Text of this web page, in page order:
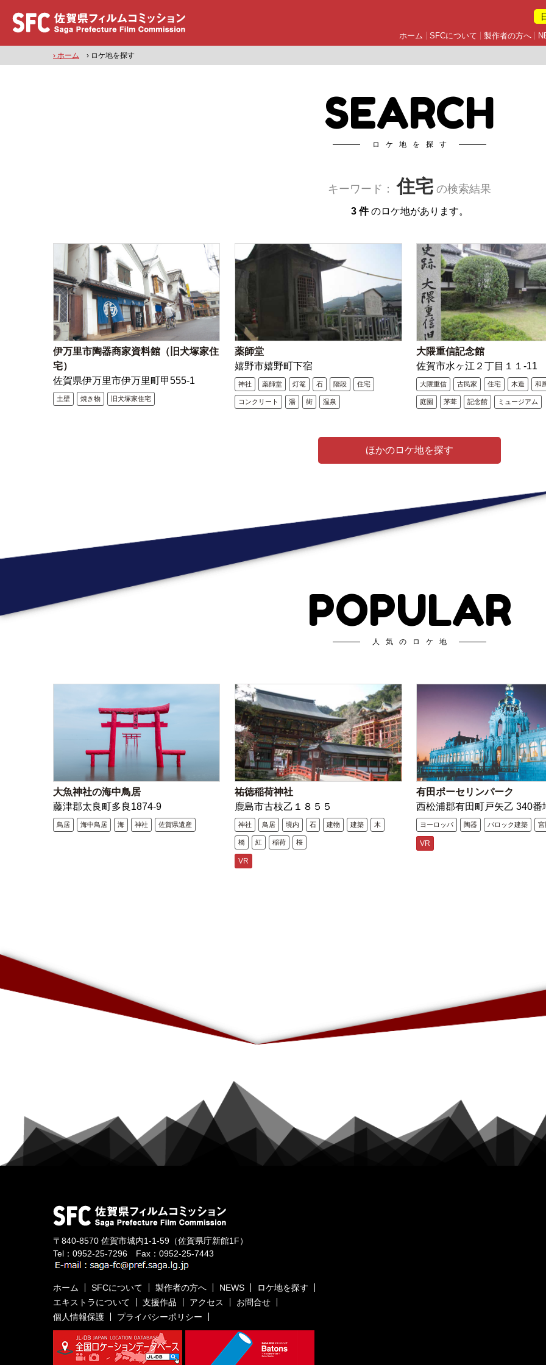
ホーム SFCについて 製作者の方へ
› ホーム › ロケ地を探す
SEARCH
ロケ地を探す
キーワード：住宅 の検索結果
3 件のロケ地があります。
伊万里市陶器商家資料館（旧犬塚家住
宅）
佐賀県伊万里市伊万里町甲555-1
土壁 焼き物 旧犬塚家住宅
薬師堂
嬉野市嬉野町下宿
神社 薬師堂 灯篭 石 階段 住宅
コンクリート 湯 街 温泉
大隈重信記念館
佐賀市水ヶ江２丁目１１-11
大隈重信 古民家 住宅 木造 和
庭園 茅葺 記念館 ミュージアム
ほかのロケ地を探す
POPULAR
人気のロケ地
大魚神社の海中鳥居
藤津郡太良町多良1874-9
鳥居 海中鳥居 海 神社 佐賀県遺産
祐徳稲荷神社
鹿島市古枝乙１８５５
神社 鳥居 境内 石 建物 建築 木
橋 紅 稲荷 桜
VR
有田ポーセリンパーク
西松浦郡有田町戸矢乙 340番
ヨーロッパ 陶器 バロック建築
VR
〒840-8570 佐賀市城内1-1-59 （佐賀県庁新館1F）
Tel： 0952-25-7296 Fax：0952-25-7443
ホーム SFCについて 製作者の方へ NEWS
ロケ地を探す
エキストラについて
支援作品 アクセス
お問合せ
個人情報保護
プライバシーポリシー